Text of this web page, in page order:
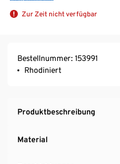
Zur Zeit nicht verfügbar
Bestellnummer: 153991
Rhodiniert
Produktbeschreibung
Material